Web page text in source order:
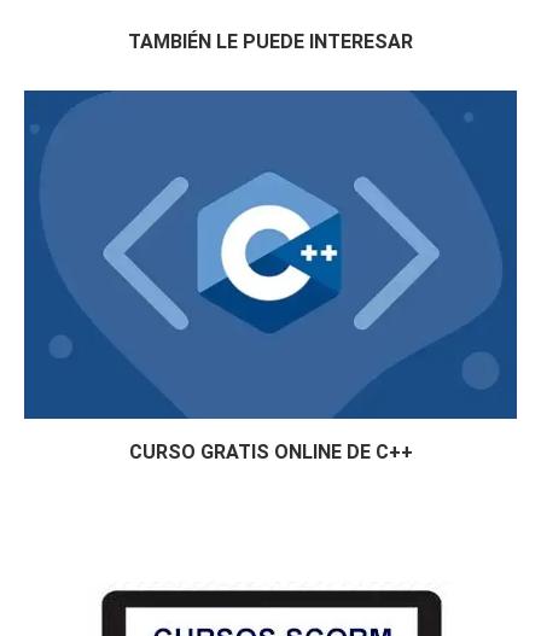
TAMBIÉN LE PUEDE INTERESAR
CURSO GRATIS ONLINE DE C++